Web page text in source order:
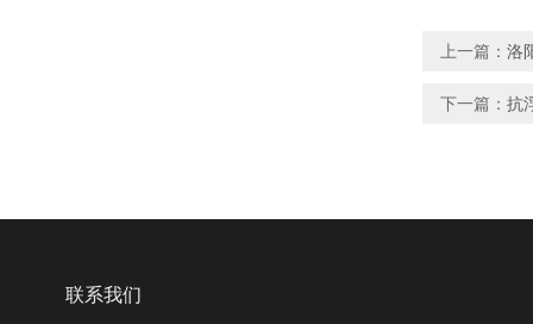
上一篇： 洛
下一篇： 抗
联系我们